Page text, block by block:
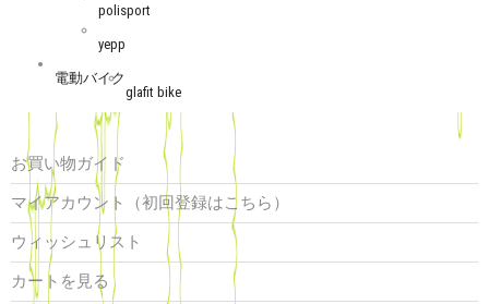
polisport
yepp
電動バイク
glafit bike
お買い物ガイド
マイアカウント（初回登録はこちら）
ウィッシュリスト
カートを見る